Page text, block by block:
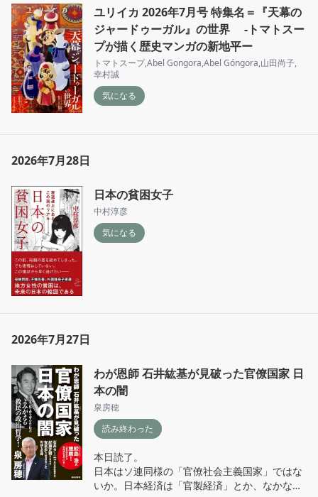
ユリイカ 2026年7月号 特集名＝『天幕の
ジャードゥーガル』の世界 -トマトスー
プが描く歴史マンガの新地平ー
トマトスープ,Abel Gongora,Abel Góngora,山田尚子,
幸村誠
気になる
2026年7月28日
日本の貧困女子
中村淳彦
気になる
2026年7月27日
わが恩師 石井紘基が見破った官僚国家 日
本の闇
泉房穂
読み終わった
本日読了。
日本はソ連同様の「官僚社会主義国家」ではな
いか。日本経済は「官製経済」とか、なかなか